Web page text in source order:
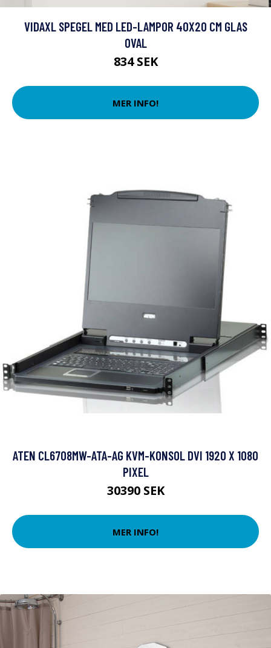
VIDAXL SPEGEL MED LED-LAMPOR 40X20 CM GLAS
OVAL
834 SEK
MER INFO!
ATEN CL6708MW-ATA-AG KVM-KONSOL DVI 1920 X 1080
PIXEL
30390 SEK
MER INFO!